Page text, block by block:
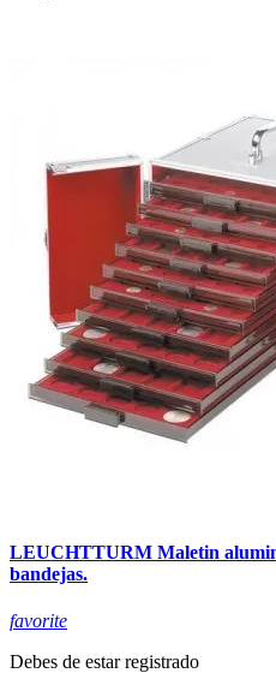
LEUCHTTURM Maletin
bandejas.
favorite
Debes de estar registrado